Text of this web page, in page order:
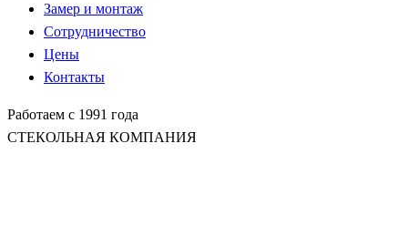
Замер и монтаж
Сотрудничество
Цены
Контакты
Работаем с 1991 года
СТЕКОЛЬНАЯ КОМПАНИЯ